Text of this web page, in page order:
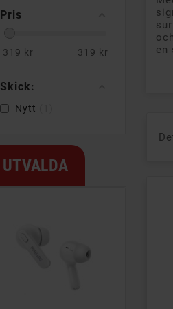
Pris
319 kr 319 kr
Skick:
Nytt
UTVALDA